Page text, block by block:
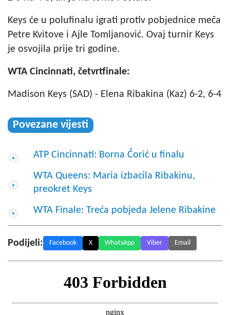
Keys će u polufinalu igrati protiv pobjednice meča
Petre Kvitove i Ajle Tomljanović. Ovaj turnir Keys
je osvojila prije tri godine.
WTA Cincinnati, četvrtfinale:
Madison Keys (SAD) - Elena Ribakina (Kaz) 6-2, 6-4
Povezane vijesti
ATP Cincinnati: Borna Ćorić u finalu
WTA Queens: Maria izbacila Ribakinu,
preokret Keys
WTA Finale: Treća pobjeda Jelene Ribakine
Podijeli: Facebook X WhatsApp Viber Email